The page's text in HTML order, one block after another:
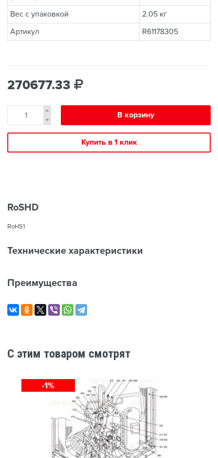
Вес с упаковкой
2.05 кг
Артикул
R61178305
270677.33
В корзину
Купить в 1 клик
RoSHD
RoHS1
Технические характеристики
Преимущества
C этим товаром смотрят
-1%